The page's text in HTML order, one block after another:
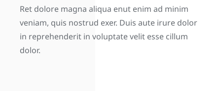
Ret dolore magna aliqua enut enim ad minim
veniam, quis nostrud exer. Duis aute irure dolor
in reprehenderit in voluptate velit esse cillum
dolor.